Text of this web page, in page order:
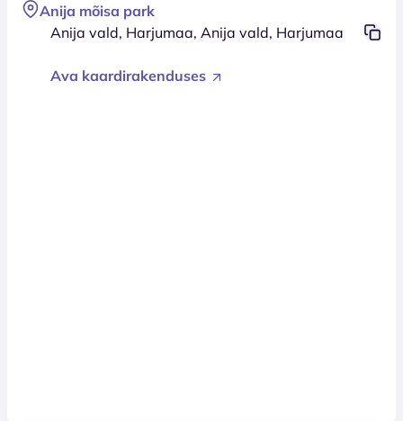
Anija mõisa park
Anija vald, Harjumaa, Anija vald, Harjumaa
Ava kaardirakenduses